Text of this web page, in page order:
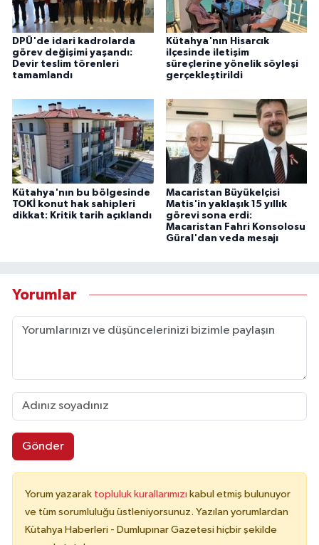
DPÜ'de idari kadrolarda
görev değişimi yaşandı:
Devir teslim törenleri
tamamlandı
Kütahya'nın Hisarcık
ilçesinde iletişim
süreçlerine yönelik söyleşi
gerçekleştirildi
Kütahya'nın bu bölgesinde
TOKİ konut hak sahipleri
dikkat: Kritik tarih açıklandı
Macaristan Büyükelçisi
Matis'in yaklaşık 15 yıllık
görevi sona erdi:
Macaristan Fahri Konsolosu
Güral'dan veda mesajı
Yorumlar
Gönder
Yorum yazarak topluluk kurallarımızı kabul etmiş bulunuyor
ve tüm sorumluluğu üstleniyorsunuz. Yazılan yorumlardan
Kütahya Haberleri - Dumlupınar Gazetesi hiçbir şekilde